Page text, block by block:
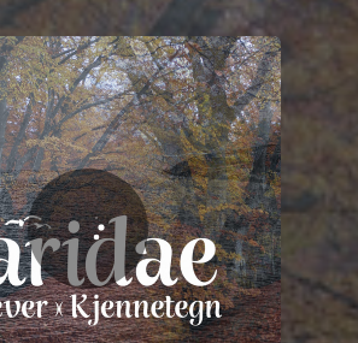
all set!